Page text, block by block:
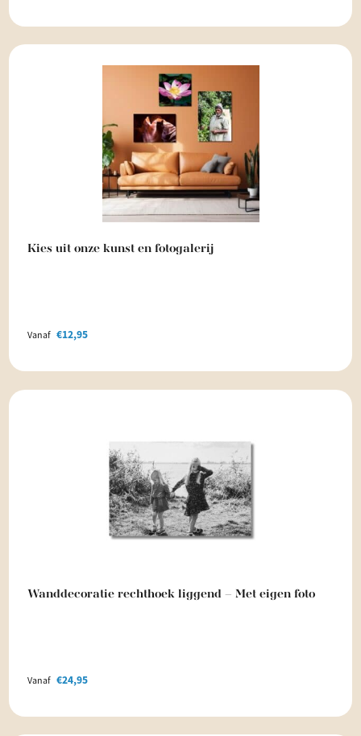
Kies uit onze kunst en fotogalerij
Vanaf €12,95
Wanddecoratie rechthoek liggend – Met eigen foto
Vanaf €24,95